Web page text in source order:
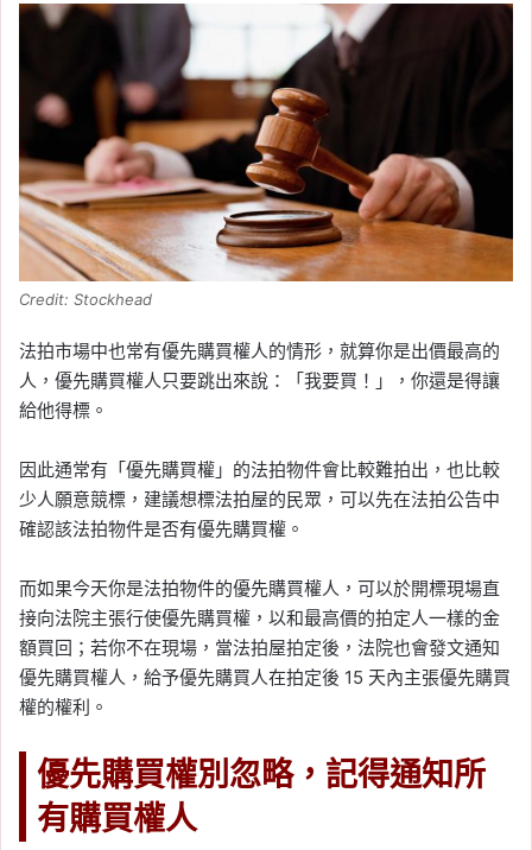
Credit: Stockhead
法拍市場中也常有優先購買權人的情形，就算你是出價最高的
人，優先購買權人只要跳出來說：「我要買！」，你還是得讓
給他得標。
因此通常有「優先購買權」的法拍物件會比較難拍出，也比較
少人願意競標，建議想標法拍屋的民眾，可以先在法拍公告中
確認該法拍物件是否有優先購買權。
而如果今天你是法拍物件的優先購買權人，可以於開標現場直
接向法院主張行使優先購買權，以和最高價的拍定人一樣的金
額買回；若你不在現場，當法拍屋拍定後，法院也會發文通知
優先購買權人，給予優先購買人在拍定後 15 天內主張優先購買
權的權利。
優先購買權別忽略，記得通知所
有購買權人